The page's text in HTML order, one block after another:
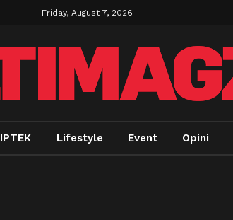
Friday, August 7, 2026
IPTEK Lifestyle Event Opini